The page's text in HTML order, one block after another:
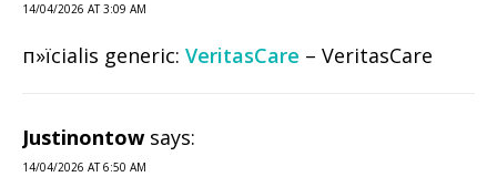
14/04/2026 AT 3:09 AM
п»їcialis generic: VeritasCare – VeritasCare
Justinontow says:
14/04/2026 AT 6:50 AM